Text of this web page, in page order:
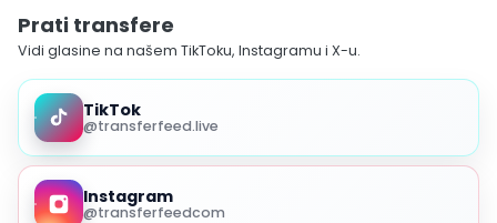
Prati transfere
Vidi glasine na našem TikToku, Instagramu i X-u.
TikTok
@transferfeed.live
Instagram
@transferfeedcom